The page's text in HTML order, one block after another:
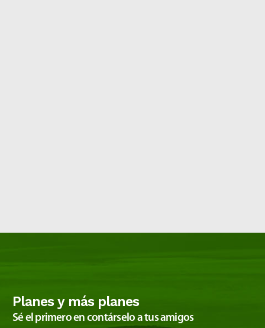
Planes y más planes
Sé el primero en contárselo a tus amigos